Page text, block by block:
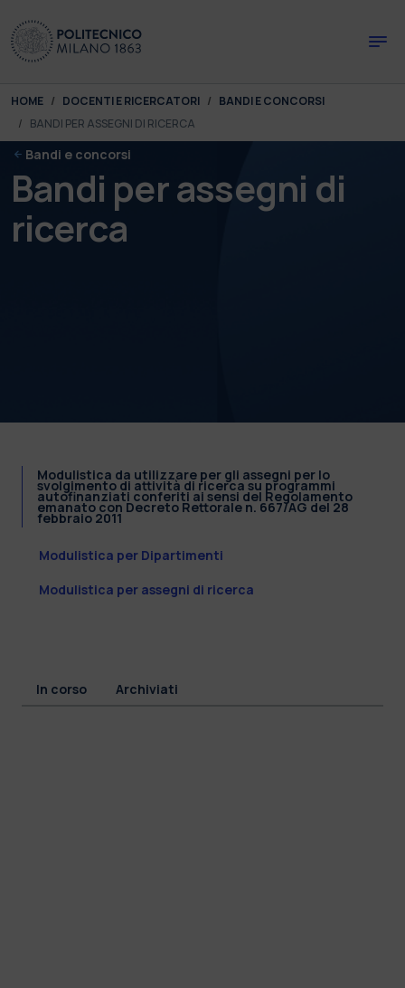
You are here:
HOME DOCENTI E RICERCATORI
BANDI E CONCORSI
BANDI PER ASSEGNI DI RICERCA
Bandi e concorsi
Bandi per assegni di
ricerca
Modulistica da utilizzare per gli assegni per lo
svolgimento di attività di ricerca su programmi
autofinanziati conferiti ai sensi del Regolamento
emanato con Decreto Rettorale n. 667/AG del 28
febbraio 2011
Modulistica per Dipartimenti
Modulistica per assegni di ricerca
In corso Archiviati